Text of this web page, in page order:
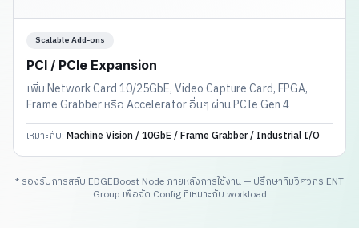
Scalable Add-ons
PCI / PCIe Expansion
เพิ่ม Network Card 10/25GbE, Video Capture Card, FPGA,
Frame Grabber หรือ Accelerator อื่นๆ ผ่าน PCIe Gen 4
เหมาะกับ: Machine Vision / 10GbE / Frame Grabber / Industrial I/O
* รองรับการสลับ EDGEBoost Node ภายหลังการใช้งาน — ปรึกษาทีมวิศวกร ENT
Group เพื่อจัด Config ที่เหมาะกับ workload